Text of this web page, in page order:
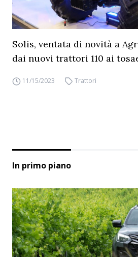
Solis, ventata di novità a
dai nuovi trattori 110 ai
11/15/2023 Trattori
In primo piano